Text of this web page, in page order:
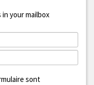
your mailbox
sont